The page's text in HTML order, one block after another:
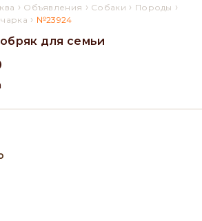
› Объявления › Собаки › Породы ›
› №23924
для семьи